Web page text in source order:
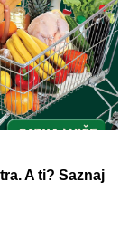
A ti? Saznaj